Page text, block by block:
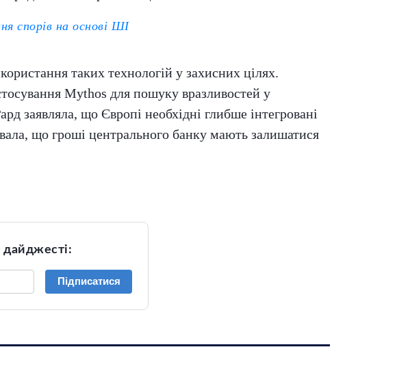
спорів на основі ШІ
таких технологій у захисних цілях.
Mythos для пошуку вразливостей у
заявляла, що Європі необхідні глибше інтегровані
що гроші центрального банку мають залишатися
Підписатися